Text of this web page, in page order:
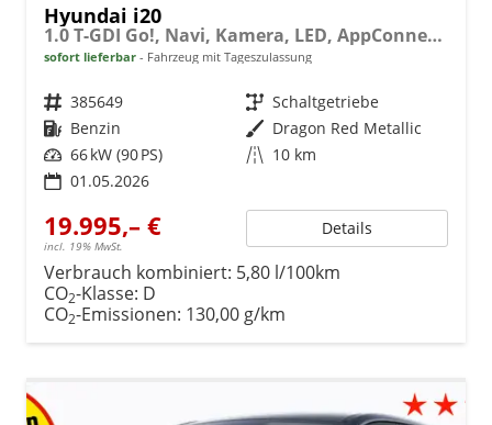
Hyundai i20
1.0 T-GDI Go!, Navi, Kamera, LED, AppConnect, Winter, 16-Zoll, sofort
sofort lieferbar Fahrzeug mit Tageszulassung
Fahrzeugnr. 385649 Getriebe Schaltgetriebe
Kraftstoff Benzin Außenfarbe Dragon Red Metallic
Leistung 66 kW (90 PS) Kilometerstand 10 km
01.05.2026
19.995,– €
incl. 19% MwSt.
Details
Verbrauch kombiniert: 5,80 l/100km
CO2-Klasse: D
CO2-Emissionen: 130,00 g/km